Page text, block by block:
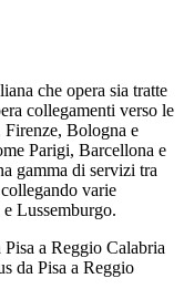
che opera sia tratte
collegamenti verso le
Bologna e
Parigi, Barcellona e
gamma di servizi tra
varie
Lussemburgo.
a Reggio Calabria
da Pisa a Reggio